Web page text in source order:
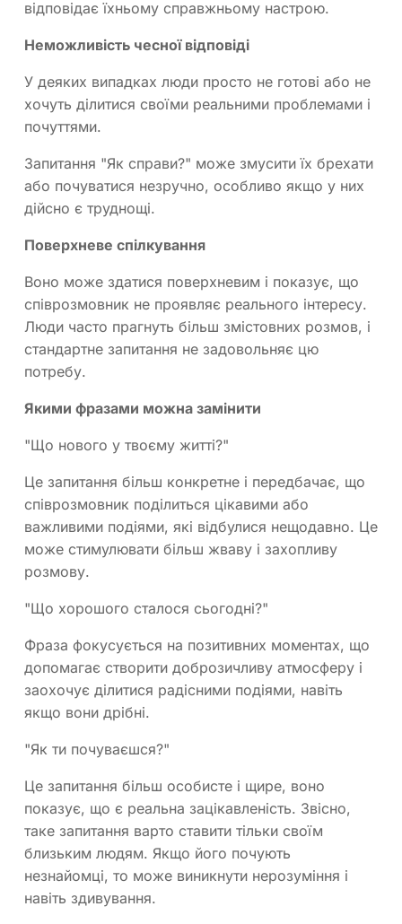
відповідає їхньому справжньому настрою.
Неможливість чесної відповіді
У деяких випадках люди просто не готові або не
хочуть ділитися своїми реальними проблемами і
почуттями.
Запитання "Як справи?" може змусити їх брехати
або почуватися незручно, особливо якщо у них
дійсно є труднощі.
Поверхневе спілкування
Воно може здатися поверхневим і показує, що
співрозмовник не проявляє реального інтересу.
Люди часто прагнуть більш змістовних розмов, і
стандартне запитання не задовольняє цю
потребу.
Якими фразами можна замінити
"Що нового у твоєму житті?"
Це запитання більш конкретне і передбачає, що
співрозмовник поділиться цікавими або
важливими подіями, які відбулися нещодавно. Це
може стимулювати більш жваву і захопливу
розмову.
"Що хорошого сталося сьогодні?"
Фраза фокусується на позитивних моментах, що
допомагає створити доброзичливу атмосферу і
заохочує ділитися радісними подіями, навіть
якщо вони дрібні.
"Як ти почуваєшся?"
Це запитання більш особисте і щире, воно
показує, що є реальна зацікавленість. Звісно,
таке запитання варто ставити тільки своїм
близьким людям. Якщо його почують
незнайомці, то може виникнути нерозуміння і
навіть здивування.